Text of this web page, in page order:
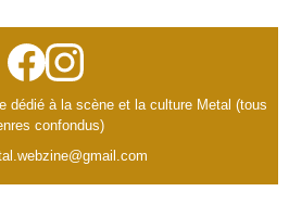
dédié à la scène et la culture Metal (tous
confondus)